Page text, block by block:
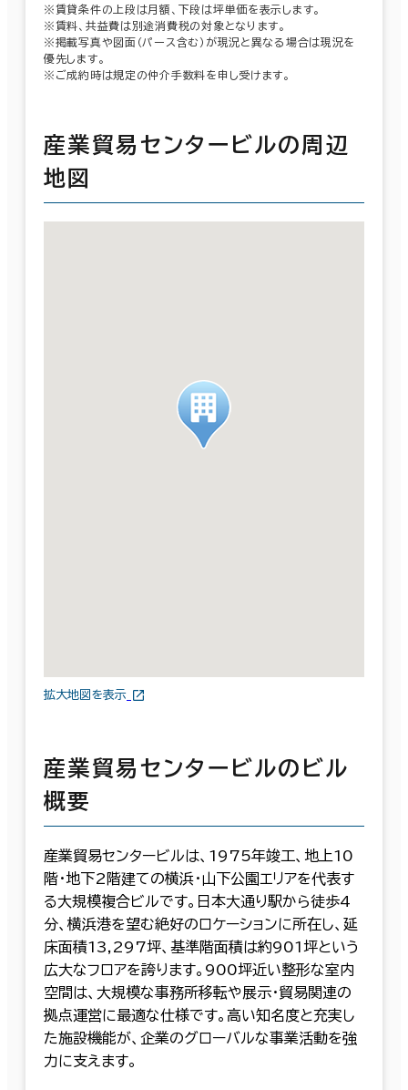
※賃貸条件の上段は月額、下段は坪単価を表示します。
※賃料、共益費は別途消費税の対象となります。
※掲載写真や図面（パース含む）が現況と異なる場合は現況を
優先します。
※ご成約時は規定の仲介手数料を申し受けます。
産業貿易センタービルの周辺
地図
拡大地図を表示
産業貿易センタービルのビル
概要
産業貿易センタービルは、1975年竣工、地上10
階・地下2階建ての横浜・山下公園エリアを代表す
る大規模複合ビルです。日本大通り駅から徒歩4
分、横浜港を望む絶好のロケーションに所在し、延
床面積13,297坪、基準階面積は約901坪という
広大なフロアを誇ります。900坪近い整形な室内
空間は、大規模な事務所移転や展示・貿易関連の
拠点運営に最適な仕様です。高い知名度と充実し
た施設機能が、企業のグローバルな事業活動を強
力に支えます。